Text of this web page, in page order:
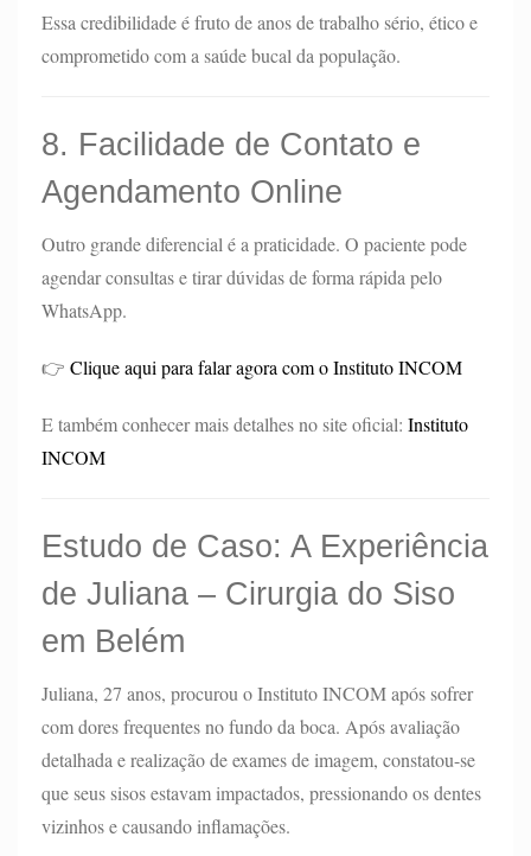
Essa credibilidade é fruto de anos de trabalho sério, ético e
comprometido com a saúde bucal da população.
8. Facilidade de Contato e
Agendamento Online
Outro grande diferencial é a praticidade. O paciente pode
agendar consultas e tirar dúvidas de forma rápida pelo
WhatsApp.
👉 Clique aqui para falar agora com o Instituto INCOM
E também conhecer mais detalhes no site oficial: Instituto
INCOM
Estudo de Caso: A Experiência
de Juliana – Cirurgia do Siso
em Belém
Juliana, 27 anos, procurou o Instituto INCOM após sofrer
com dores frequentes no fundo da boca. Após avaliação
detalhada e realização de exames de imagem, constatou-se
que seus sisos estavam impactados, pressionando os dentes
vizinhos e causando inflamações.